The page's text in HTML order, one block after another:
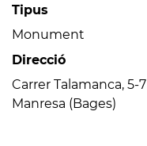
Tipus
Monument
Direcció
Carrer Talamanca, 5-7
Manresa (Bages)